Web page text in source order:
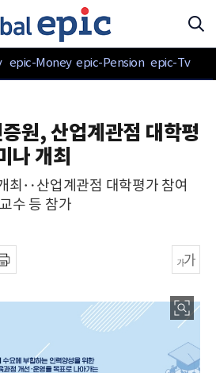
epic-Money epic-Pension epic-Tv
원, 산업계관점 대학평
나 개최
최‥산업계관점 대학평가 참여
수 등 참가